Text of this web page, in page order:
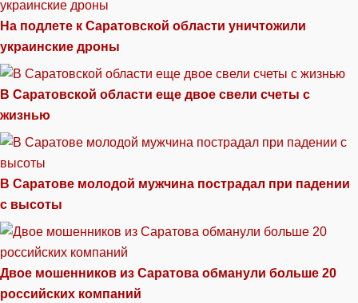
На подлете к Саратовской области уничтожили
украинские дроны
В Саратовской области еще двое свели счеты с
жизнью
В Саратове молодой мужчина пострадал при падении
с высоты
Двое мошенников из Саратова обманули больше 20
российских компаний